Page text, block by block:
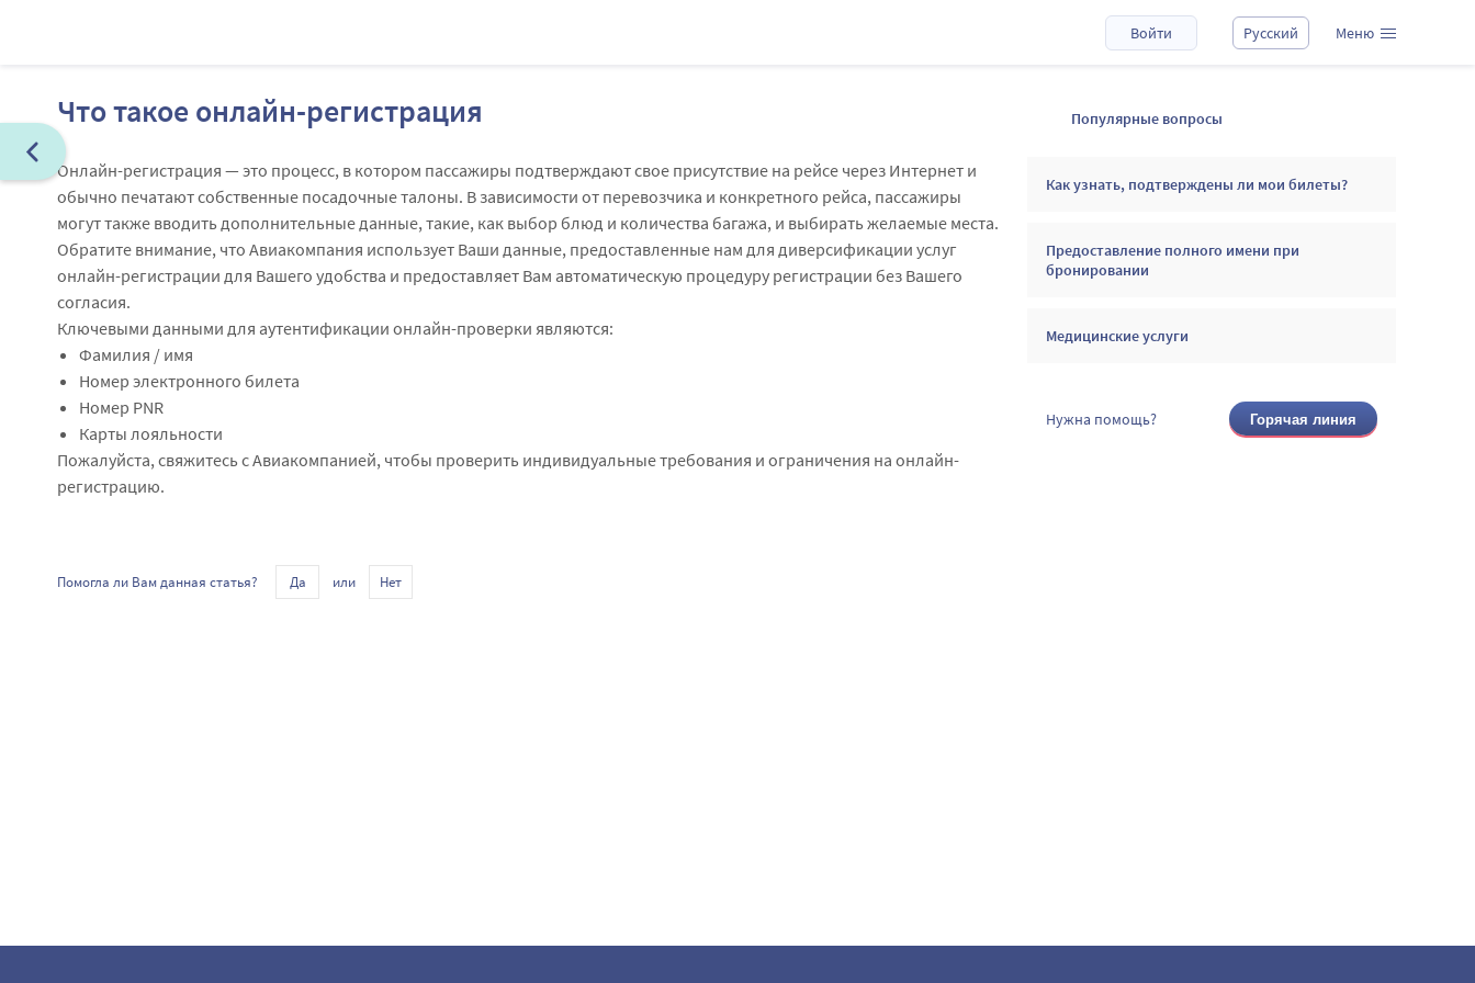
Войти Русский Меню
Что такое онлайн-регистрация
Онлайн-регистрация — это процесс, в котором пассажиры подтверждают свое присутствие на рейсе через Интернет и
обычно печатают собственные посадочные талоны. В зависимости от перевозчика и конкретного рейса, пассажиры
могут также вводить дополнительные данные, такие, как выбор блюд и количества багажа, и выбирать желаемые места.
Обратите внимание, что Авиакомпания использует Ваши данные, предоставленные нам для диверсификации услуг
онлайн-регистрации для Вашего удобства и предоставляет Вам автоматическую процедуру регистрации без Вашего
согласия.
Ключевыми данными для аутентификации онлайн-проверки являются:
Фамилия / имя
Номер электронного билета
Номер PNR
Карты лояльности
Пожалуйста, свяжитесь с Авиакомпанией, чтобы проверить индивидуальные требования и ограничения на онлайн-
регистрацию.
Помогла ли Вам данная статья? Да или Нет
Популярные вопросы
Как узнать, подтверждены ли мои билеты?
Предоставление полного имени при
бронировании
Медицинские услуги
Нужна помощь? Горячая линия